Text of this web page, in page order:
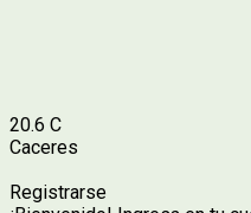
20.6 C
Caceres
Registrarse